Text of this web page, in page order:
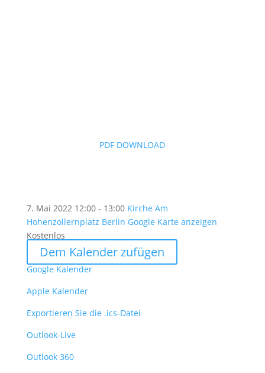
PDF DOWNLOAD
7. Mai 2022 12:00 - 13:00 Kirche Am
Hohenzollernplatz Berlin Google Karte anzeigen
Kostenlos
Dem Kalender zufügen
Google Kalender
Apple Kalender
Exportieren Sie die .ics-Datei
Outlook-Live
Outlook 360